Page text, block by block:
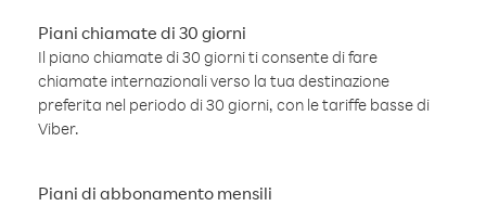
Piani chiamate di 30 giorni
Il piano chiamate di 30 giorni ti consente di fare
chiamate internazionali verso la tua destinazione
preferita nel periodo di 30 giorni, con le tariffe basse di
Viber.
Piani di abbonamento mensili